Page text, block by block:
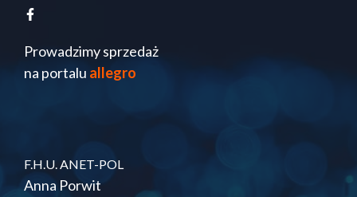
Prowadzimy sprzedaż
na portalu allegro
F.H.U. ANET-POL
Anna Porwit